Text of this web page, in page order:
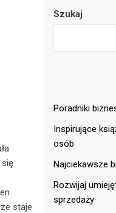
staje
Szukaj
Poradniki
Inspirujące
osób
Najciekawsze
Rozwijaj
sprzedaży